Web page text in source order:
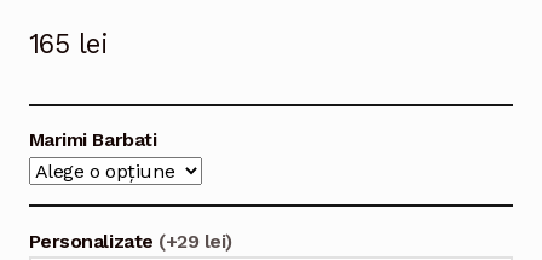
165 lei
Marimi Barbati
Personalizate (+29 lei)